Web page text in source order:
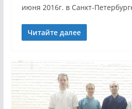
июня 2016г. в Санкт-
Читайте далее